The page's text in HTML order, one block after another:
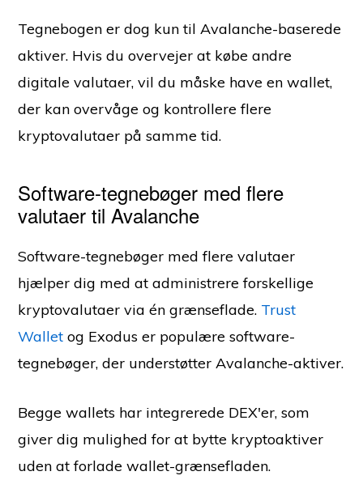
Tegnebogen er dog kun til Avalanche-baserede
aktiver. Hvis du overvejer at købe andre
digitale valutaer, vil du måske have en wallet,
der kan overvåge og kontrollere flere
kryptovalutaer på samme tid.
Software-tegnebøger med flere
valutaer til Avalanche
Software-tegnebøger med flere valutaer
hjælper dig med at administrere forskellige
kryptovalutaer via én grænseflade. Trust
Wallet og Exodus er populære software-
tegnebøger, der understøtter Avalanche-aktiver.
Begge wallets har integrerede DEX'er, som
giver dig mulighed for at bytte kryptoaktiver
uden at forlade wallet-grænsefladen.